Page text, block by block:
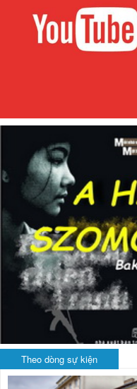
Theo dòng sự kiện